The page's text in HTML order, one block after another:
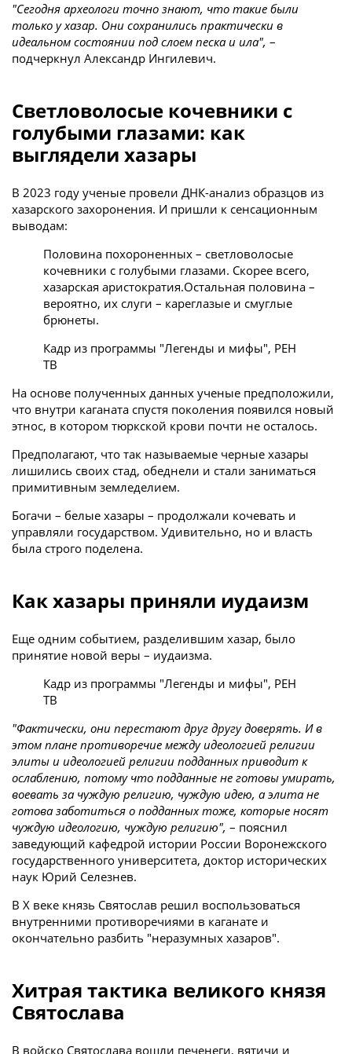
"Сегодня археологи точно знают, что такие были
только у хазар. Они сохранились практически в
идеальном состоянии под слоем песка и ила", –
подчеркнул Александр Ингилевич.
Светловолосые кочевники с
голубыми глазами: как
выглядели хазары
В 2023 году ученые провели ДНК-анализ образцов из
хазарского захоронения. И пришли к сенсационным
выводам:
Половина похороненных – светловолосые
кочевники с голубыми глазами. Скорее всего,
хазарская аристократия.Остальная половина –
вероятно, их слуги – кареглазые и смуглые
брюнеты.
Кадр из программы "Легенды и мифы", РЕН
ТВ
На основе полученных данных ученые предположили,
что внутри каганата спустя поколения появился новый
этнос, в котором тюркской крови почти не осталось.
Предполагают, что так называемые черные хазары
лишились своих стад, обеднели и стали заниматься
примитивным земледелием.
Богачи – белые хазары – продолжали кочевать и
управляли государством. Удивительно, но и власть
была строго поделена.
Как хазары приняли иудаизм
Еще одним событием, разделившим хазар, было
принятие новой веры – иудаизма.
Кадр из программы "Легенды и мифы", РЕН
ТВ
"Фактически, они перестают друг другу доверять. И в
этом плане противоречие между идеологией религии
элиты и идеологией религии подданных приводит к
ослаблению, потому что подданные не готовы умирать,
воевать за чуждую религию, чуждую идею, а элита не
готова заботиться о подданных тоже, которые носят
чуждую идеологию, чуждую религию", – пояснил
заведующий кафедрой истории России Воронежского
государственного университета, доктор исторических
наук Юрий Селезнев.
В X веке князь Святослав решил воспользоваться
внутренними противоречиями в каганате и
окончательно разбить "неразумных хазаров".
Хитрая тактика великого князя
Святослава
В войско Святослава вошли печенеги, вятичи и